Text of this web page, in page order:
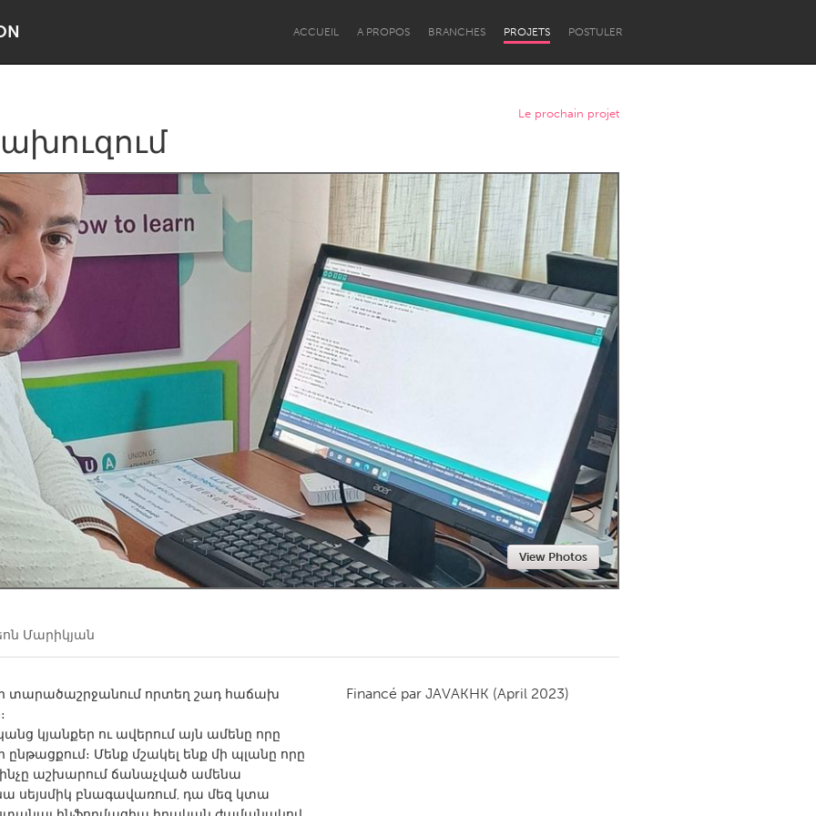
ACCUEIL A PROPOS BRANCHES PROJETS POSTULER
Dragon Dreaming
Lower Hunter
Newcastle
New Glasgow
Le prochain projet
View Photos
Մարիկյան
տարածաշրջանում որտեղ շադ հաճախ
կյանքեր ու ավերում այն ամենը որը
ընթացքում։ Մենք մշակել ենք մի պլանը որը
ինչը աշխարում ճանաչված ամենա
սեյսմիկ բնագավառում, դա մեզ կտա
Financé par JAVAKHK (April 2023)